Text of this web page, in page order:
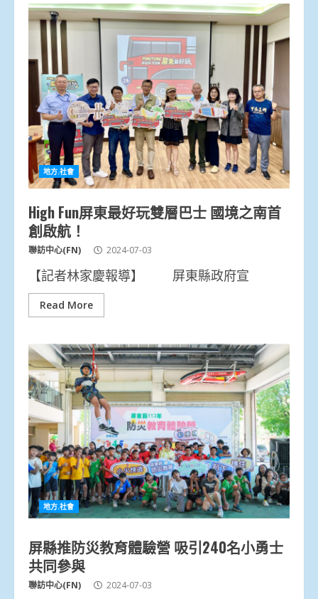
地方.社會
High Fun屏東最好玩雙層巴士 國境之南首
創啟航！
聯訪中心(FN) 2024-07-03
【記者林家慶報導】 屏東縣政府宣
Read More
地方.社會
屏縣推防災教育體驗營 吸引240名小勇士
共同參與
聯訪中心(FN) 2024-07-03